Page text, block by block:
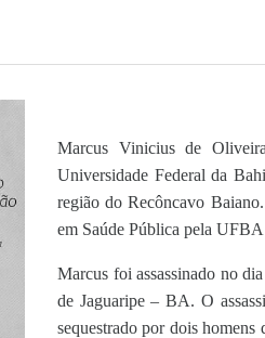
Marcus Vinicius de
Universidade Federal da
região do Recôncavo
em Saúde Pública pela
Marcus foi assassinado no
de Jaguaripe – BA. O
sequestrado por dois homens